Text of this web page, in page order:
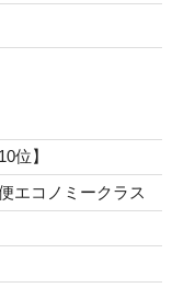
位】
エコノミークラス